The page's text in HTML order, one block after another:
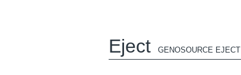
Eject GENOSOURCE EJECT